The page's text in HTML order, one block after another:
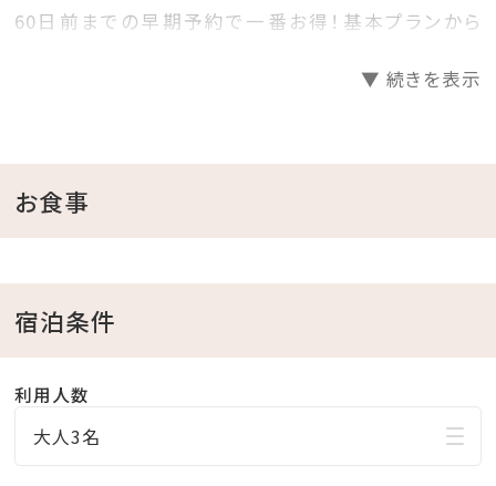
60日前までの早期予約で一番お得！基本プランから
プランで迷っているお客様必見の早期割60プランです！
＝＝＝＝＝＝＝＝＝＝＝＝＝＝＝＝＝＝＝＝
□沖縄と言えば海！ホテル目の前がプライベートビーチ
♪
チェックイン後、お部屋で水着に着替えてビーチへ直
行！
▼ 続きを表示
お食事
宿泊条件
利用人数
大人3名